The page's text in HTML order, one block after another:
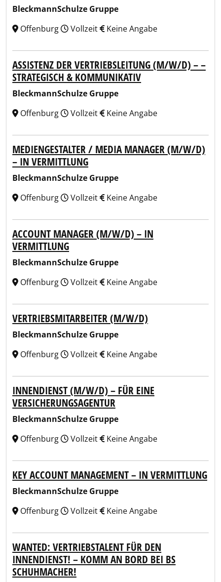
BleckmannSchulze Gruppe
Offenburg
Vollzeit Keine Angabe
ASSISTENZ DER VERTRIEBSLEITUNG (M/W/D) – –
STRATEGISCH & KOMMUNIKATIV
BleckmannSchulze Gruppe
Offenburg
Vollzeit Keine Angabe
MEDIENGESTALTER / MEDIA MANAGER (M/W/D)
– IN VERMITTLUNG
BleckmannSchulze Gruppe
Offenburg
Vollzeit Keine Angabe
ACCOUNT MANAGER (M/W/D) – IN
VERMITTLUNG
BleckmannSchulze Gruppe
Offenburg
Vollzeit Keine Angabe
VERTRIEBSMITARBEITER (M/W/D)
BleckmannSchulze Gruppe
Offenburg
Vollzeit Keine Angabe
INNENDIENST (M/W/D) – FÜR EINE
VERSICHERUNGSAGENTUR
BleckmannSchulze Gruppe
Offenburg
Vollzeit Keine Angabe
KEY ACCOUNT MANAGEMENT – IN VERMITTLUNG
BleckmannSchulze Gruppe
Offenburg
Vollzeit Keine Angabe
WANTED: VERTRIEBSTALENT FÜR DEN
INNENDIENST! – KOMM AN BORD BEI BS
SCHUHMACHER!